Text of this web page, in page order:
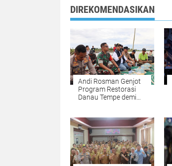
DIREKOMENDASIKAN
Andi Rosman Genjot
Program Restorasi
Danau Tempe demi